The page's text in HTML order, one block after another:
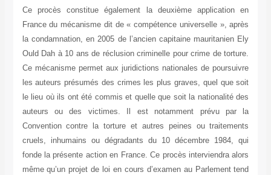
Ce procès constitue également la deuxième application en
France du mécanisme dit de « compétence universelle », après
la condamnation, en 2005 de l’ancien capitaine mauritanien Ely
Ould Dah à 10 ans de réclusion criminelle pour crime de torture.
Ce mécanisme permet aux juridictions nationales de poursuivre
les auteurs présumés des crimes les plus graves, quel que soit
le lieu où ils ont été commis et quelle que soit la nationalité des
auteurs ou des victimes. Il est notamment prévu par la
Convention contre la torture et autres peines ou traitements
cruels, inhumains ou dégradants du 10 décembre 1984, qui
fonde la présente action en France. Ce procès interviendra alors
même qu’un projet de loi en cours d’examen au Parlement tend